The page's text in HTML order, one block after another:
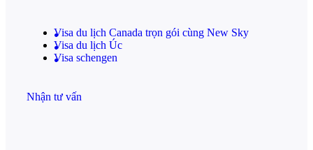
Visa du lịch Canada trọn gói cùng New Sky
Visa du lịch Úc
Visa schengen
Nhận tư vấn